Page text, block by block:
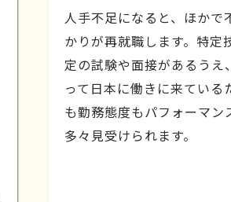
人手不足になると、ほかで
かりが再就職します。特
定の試験や面接があるうえ
って日本に働きに来ている
も勤務態度もパフォーマン
多々見受けられます。